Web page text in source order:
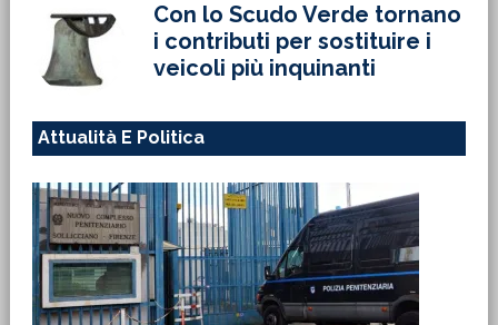
Con lo Scudo Verde tornano
i contributi per sostituire i
veicoli più inquinanti
Attualità E Politica